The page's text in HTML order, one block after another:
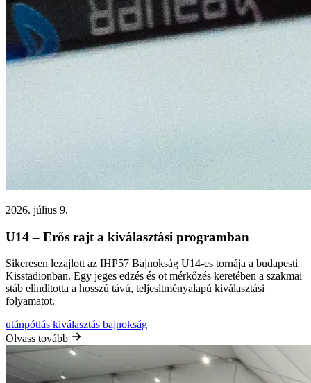
2026. július 9.
U14 – Erős rajt a kiválasztási programban
Sikeresen lezajlott az IHP57 Bajnokság U14-es tornája a budapesti
Kisstadionban. Egy jeges edzés és öt mérkőzés keretében a szakmai
stáb elindította a hosszú távú, teljesítményalapú kiválasztási
folyamatot.
utánpótlás kiválasztás bajnokság
Olvass tovább